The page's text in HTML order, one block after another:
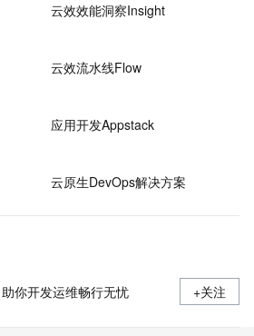
云效效能洞察Insight
云效流水线Flow
应用开发Appstack
云原生DevOps解决方案
你开发运维畅行无忧 +关注